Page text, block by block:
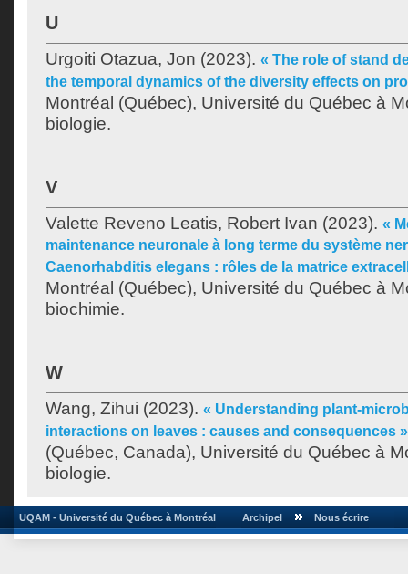
U
Urgoiti Otazua, Jon (2023). « The role of stand
the temporal dynamics of the diversity effects on
Montréal (Québec), Université du Québec à
biologie.
V
Valette Reveno Leatis, Robert Ivan (2023). «
maintenance neuronale à long terme du système
Caenorhabditis elegans : rôles de la matrice
Montréal (Québec), Université du Québec à
biochimie.
W
Wang, Zihui (2023). « Understanding plant-
interactions on leaves : causes and consequences »
(Québec, Canada), Université du Québec à
biologie.
UQAM - Université du Québec à Montréal Archipel Nous écrire